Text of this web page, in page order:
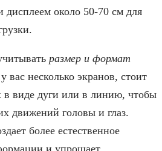
дисплеем около 50-70 см для
размер и формат
вас несколько экранов, стоит
в виде дуги или в линию, чтобы
движений головы и глаз.
более естественное
и упрощает